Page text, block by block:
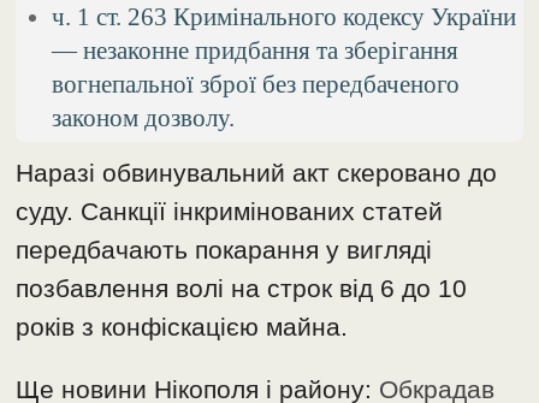
ч. 1 ст. 263 Кримінального кодексу України
— незаконне придбання та зберігання
вогнепальної зброї без передбаченого
законом дозволу.
Наразі обвинувальний акт скеровано до
суду. Санкції інкримінованих статей
передбачають покарання у вигляді
позбавлення волі на строк від 6 до 10
років з конфіскацією майна.
Ще новини Нікополя і району: Обкрадав